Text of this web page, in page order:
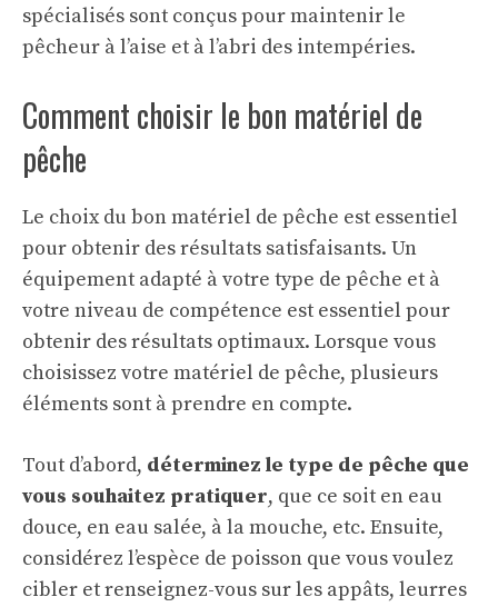
spécialisés sont conçus pour maintenir le
pêcheur à l’aise et à l’abri des intempéries.
Comment choisir le bon matériel de
pêche
Le choix du bonmatériel de pêche est essentiel
pour obtenir des résultats satisfaisants. Un
équipement adapté à votre type de pêche et à
votre niveau de compétence est essentiel pour
obtenir des résultats optimaux. Lorsque vous
choisissez votre matériel de pêche, plusieurs
éléments sont à prendre en compte.
Tout d’abord, déterminez le type de pêche que
vous souhaitez pratiquer, que ce soit en eau
douce, en eau salée, à la mouche, etc. Ensuite,
considérez l’espèce de poisson que vous voulez
cibler et renseignez-vous sur les appâts, leurres